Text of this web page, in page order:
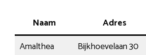
Naam Adres
Amalthea
Bijkhoevelaan 30